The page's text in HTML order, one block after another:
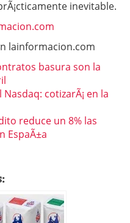
inevitable.
lainformacion.com
basura son la
cotizarÃ¡ en la
reduce un 8% las
EspaÃ±a